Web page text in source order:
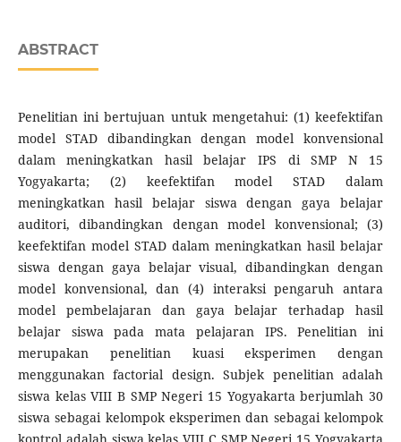
ABSTRACT
Penelitian ini bertujuan untuk mengetahui: (1) keefektifan
model STAD dibandingkan dengan model konvensional
dalam meningkatkan hasil belajar IPS di SMP N 15
Yogyakarta; (2) keefektifan model STAD dalam
meningkatkan hasil belajar siswa dengan gaya belajar
auditori, dibandingkan dengan model konvensional; (3)
keefektifan model STAD dalam meningkatkan hasil belajar
siswa dengan gaya belajar visual, dibandingkan dengan
model konvensional, dan (4) interaksi pengaruh antara
model pembelajaran dan gaya belajar terhadap hasil
belajar siswa pada mata pelajaran IPS. Penelitian ini
merupakan penelitian kuasi eksperimen dengan
menggunakan factorial design. Subjek penelitian adalah
siswa kelas VIII B SMP Negeri 15 Yogyakarta berjumlah 30
siswa sebagai kelompok eksperimen dan sebagai kelompok